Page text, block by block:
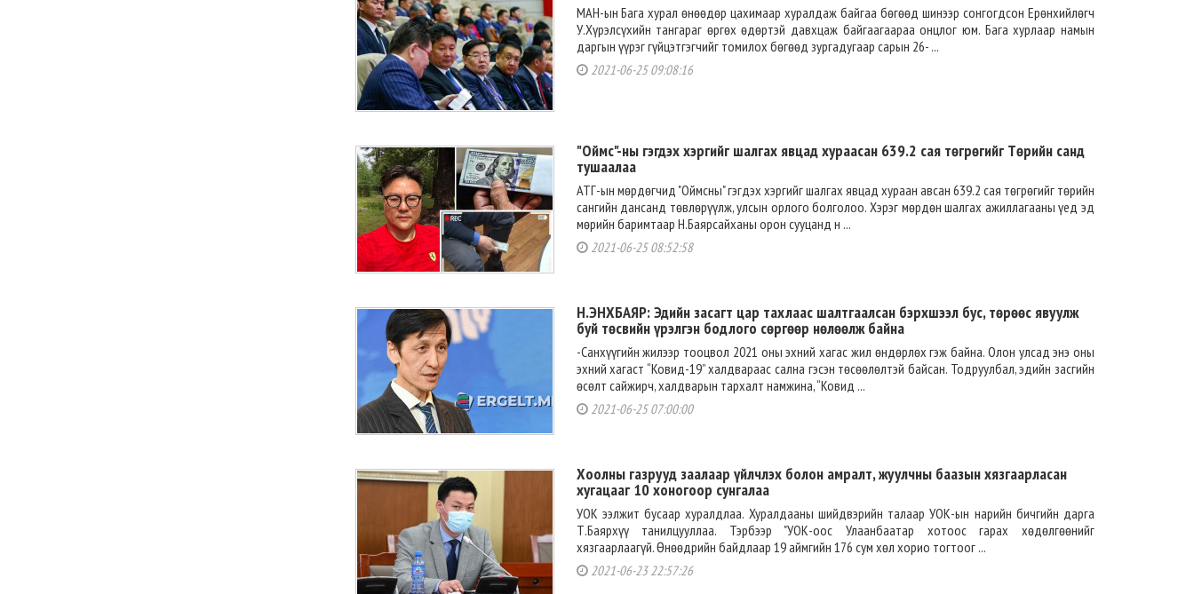
МАН-ын Бага хурал өнөөдөр цахимаар хуралдаж байгаа бөгөөд шинээр сонгогдсон Ерөнхийлөгч
У.Хүрэлсүхийн тангараг өргөх өдөртэй давхцаж байгаагаараа онцлог юм. Бага хурлаар намын
даргын үүрэг гүйцэтгэгчийг томилох бөгөөд зургадугаар сарын 26- ...
2021-06-25 09:08:16
"Оймс"-ны гэгдэх хэргийг шалгах явцад хураасан 639.2 сая төгрөгийг Төрийн санд
тушаалаа
АТГ-ын мөрдөгчид "Оймсны" гэгдэх хэргийг шалгах явцад хураан авсан 639.2 сая төгрөгийг төрийн
сангийн дансанд төвлөрүүлж, улсын орлого болголоо. Хэрэг мөрдөн шалгах ажиллагааны үед эд
мөрийн баримтаар Н.Баярсайханы орон сууцанд н ...
2021-06-25 08:52:58
Н.ЭНХБАЯР: Эдийн засагт цар тахлаас шалтгаалсан бэрхшээл бус, төрөөс явуулж
буй төсвийн үрэлгэн бодлого сөргөөр нөлөөлж байна
-Санхүүгийн жилээр тооцвол 2021 оны эхний хагас жил өндөрлөх гэж байна. Олон улсад энэ оны
эхний хагаст “Ковид-19” халдвараас сална гэсэн төсөөлөлтэй байсан. Тодруулбал, эдийн засгийн
өсөлт сайжирч, халдварын тархалт намжина, “Ковид ...
2021-06-25 07:00:00
Хоолны газрууд заалаар үйлчлэх болон амралт, жуулчны баазын хязгаарласан
хугацааг 10 хоногоор сунгалаа
УОК ээлжит бусаар хуралдлаа. Хуралдааны шийдвэрийн талаар УОК-ын нарийн бичгийн дарга
Т.Баярхүү танилцууллаа. Тэрбээр "УОК-оос Улаанбаатар хотоос гарах хөдөлгөөнийг
хязгаарлаагүй. Өнөөдрийн байдлаар 19 аймгийн 176 сум хөл хорио тогтоог ...
2021-06-23 22:57:26